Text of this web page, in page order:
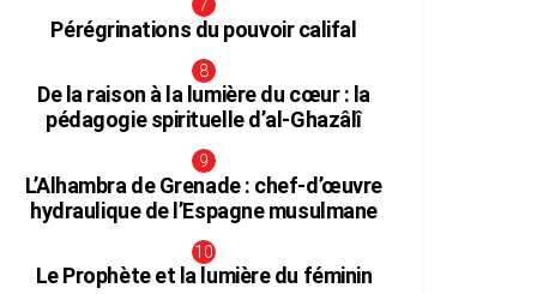
Pérégrinations du pouvoir califal
De la raison à la lumière du cœur : la
pédagogie spirituelle d’al-Ghazâlî
L’Alhambra de Grenade : chef-d’œuvre
hydraulique de l’Espagne musulmane
Le Prophète et la lumière du féminin